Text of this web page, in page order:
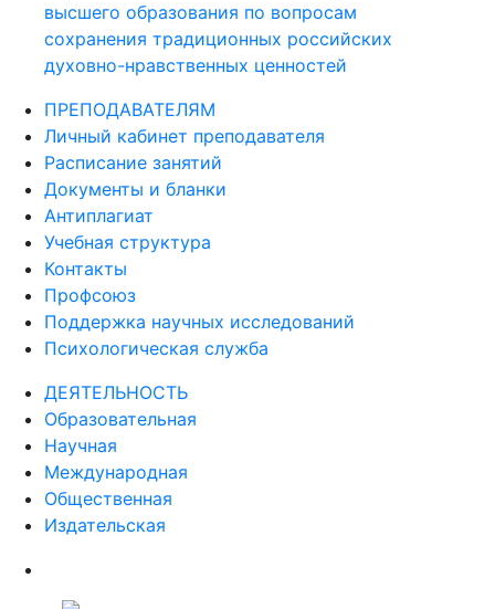
высшего образования по вопросам
сохранения традиционных российских
духовно-нравственных ценностей
ПРЕПОДАВАТЕЛЯМ
Личный кабинет преподавателя
Расписание занятий
Документы и бланки
Антиплагиат
Учебная структура
Контакты
Профсоюз
Поддержка научных исследований
Психологическая служба
ДЕЯТЕЛЬНОСТЬ
Образовательная
Научная
Международная
Общественная
Издательская